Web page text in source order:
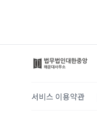
서비스 이용약관